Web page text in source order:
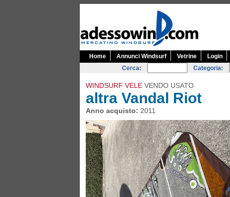
Home Annunci Windsurf Vetrine Login
Cerca:
Categoria:
WINDSURF VELE VENDO USATO
altra Vandal Riot
Anno acquisto: 2011